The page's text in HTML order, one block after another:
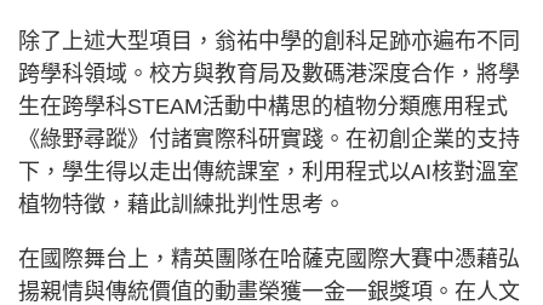
除了上述大型項目，翁祐中學的創科足跡亦遍布不同
跨學科領域。校方與教育局及數碼港深度合作，將學
生在跨學科STEAM活動中構思的植物分類應用程式
《綠野尋蹤》付諸實際科研實踐。在初創企業的支持
下，學生得以走出傳統課室，利用程式以AI核對溫室
植物特徵，藉此訓練批判性思考。
在國際舞台上，精英團隊在哈薩克國際大賽中憑藉弘
揚親情與傳統價值的動畫榮獲一金一銀獎項。在人文